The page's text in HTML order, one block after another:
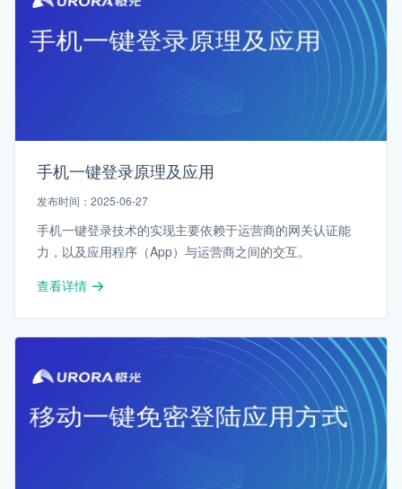
手机一键登录原理及应用
发布时间：2025-06-27
手机一键登录技术的实现主要依赖于运营商的网关认证能
力，以及应用程序（App）与运营商之间的交互。
查看详情